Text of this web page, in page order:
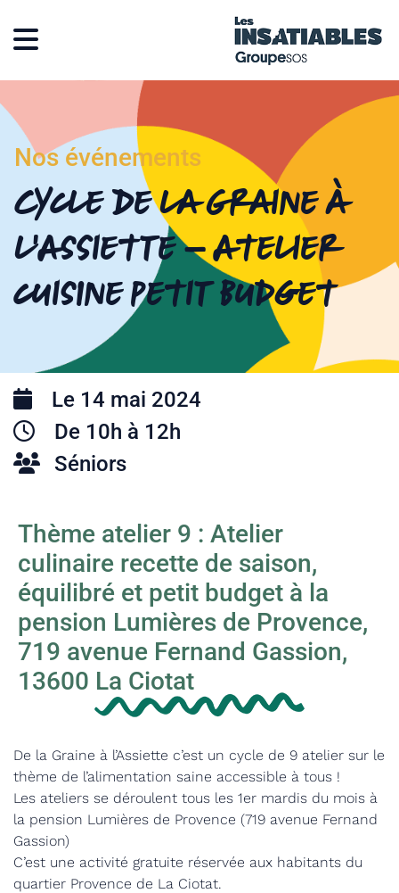
Nos événements
Cycle De la Graine à
l’Assiette – Atelier
cuisine petit budget
Le 14 mai 2024
De 10h à 12h
Séniors
Thème atelier 9 : Atelier
culinaire recette de saison,
équilibré et petit budget à la
pension Lumières de Provence,
719 avenue Fernand Gassion,
13600 La Ciotat
De la Graine à l’Assiette c’est un cycle de 9 atelier sur le
thème de l’alimentation saine accessible à tous !
Les ateliers se déroulent tous les 1er mardis du mois à
la pension Lumières de Provence (719 avenue Fernand
Gassion)
C’est une activité gratuite réservée aux habitants du
quartier Provence de La Ciotat.